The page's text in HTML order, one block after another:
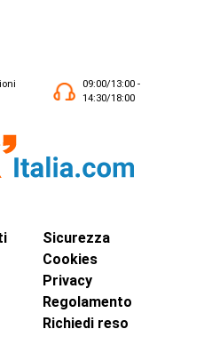
09:00/13:00 -
14:30/18:00
Sicurezza
Cookies
Privacy
Regolamento
Richiedi reso